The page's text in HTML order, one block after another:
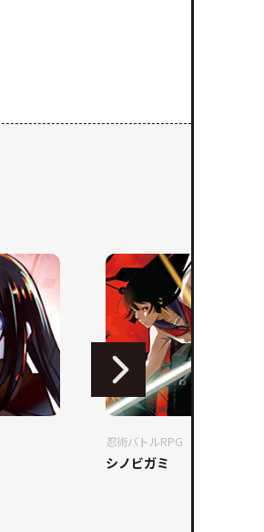
忍術バトルRPG
シノビガミ